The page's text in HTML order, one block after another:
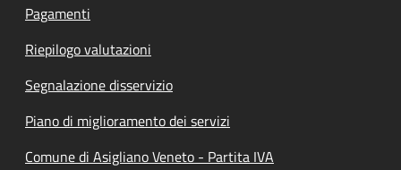
Pagamenti
Riepilogo valutazioni
Segnalazione disservizio
Piano di miglioramento dei servizi
Comune di Asigliano Veneto - Partita IVA